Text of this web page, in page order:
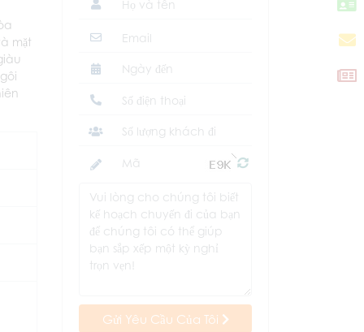
mặt
Gửi Yêu Cầu Của Tôi